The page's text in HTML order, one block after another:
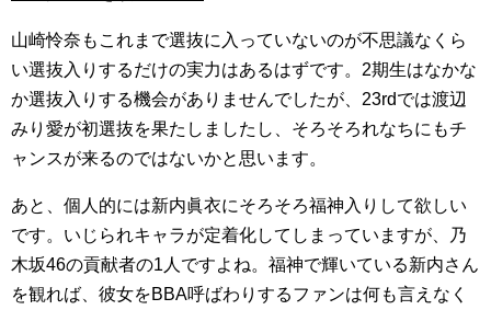
山崎怜奈もこれまで選抜に入っていないのが不思議なくら
い選抜入りするだけの実力はあるはずです。2期生はなかな
か選抜入りする機会がありませんでしたが、23rdでは渡辺
みり愛が初選抜を果たしましたし、そろそろれなちにもチ
ャンスが来るのではないかと思います。
あと、個人的には新内眞衣にそろそろ福神入りして欲しい
です。いじられキャラが定着化してしまっていますが、乃
木坂46の貢献者の1人ですよね。福神で輝いている新内さん
を観れば、彼女をBBA呼ばわりするファンは何も言えなく